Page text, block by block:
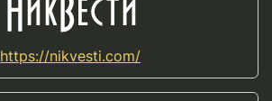
https://nikvesti.com/